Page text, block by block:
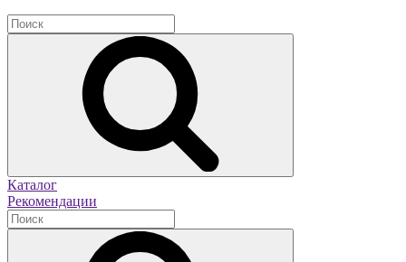
Каталог
Рекомендации